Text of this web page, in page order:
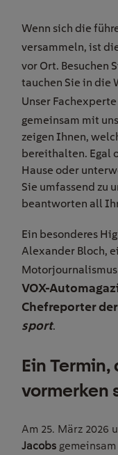
Wenn sich die
versammeln, ist
vor Ort. Besuchen
tauchen Sie in die
Unser Fachexperte
gemeinsam mit
zeigen Ihnen,
bereithalten. Egal
Hause oder
Sie umfassend zu
beantworten all
Ein besonderes
Alexander Bloch,
Chefreporter
sport.
Ein Termin,
vormerken
Am 25. März 2026
Jacobs